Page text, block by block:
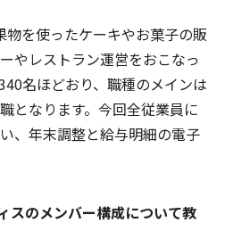
物を使ったケーキやお菓子の販
やレストラン運営をおこなっ
名ほどおり、職種のメインは
となります。今回全従業員に
、年末調整と給与明細の電子
スのメンバー構成について教